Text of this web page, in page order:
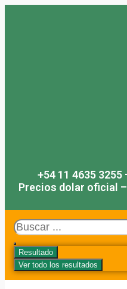
+54 11 4635 3255
Precios dolar oficial
Search
...
Resultado
Ver todo los resultados